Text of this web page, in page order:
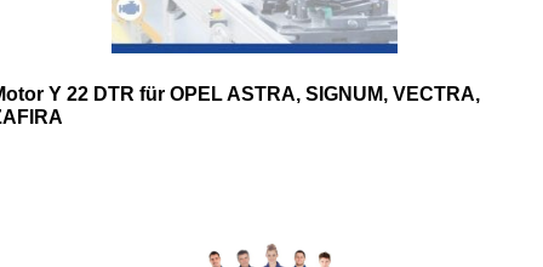
Y 22 DTR für OPEL ASTRA, SIGNUM, VECTRA,